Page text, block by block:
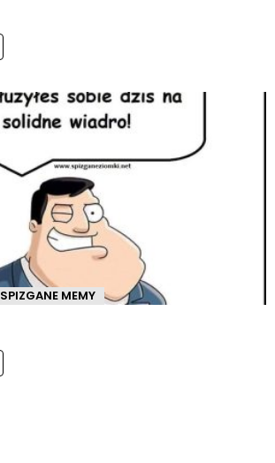
SPIZGANE MEMY